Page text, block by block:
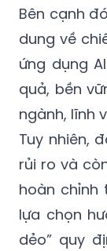
Bên cạnh
dung về
ứng dụng
quả, bền
ngành, lĩnh
Tuy nhiên,
rủi ro và
hoàn chỉnh
lựa chọn
dẻo” quy